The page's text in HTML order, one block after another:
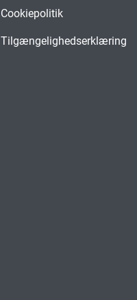
Cookiepolitik
Tilgængelighedserklæring